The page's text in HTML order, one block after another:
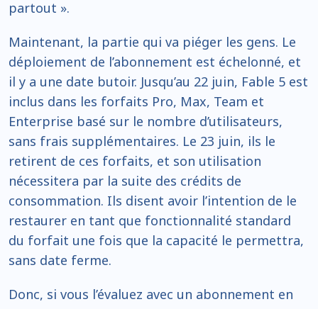
partout ».
Maintenant, la partie qui va piéger les gens. Le
déploiement de l’abonnement est échelonné, et
il y a une date butoir. Jusqu’au 22 juin, Fable 5 est
inclus dans les forfaits Pro, Max, Team et
Enterprise basé sur le nombre d’utilisateurs,
sans frais supplémentaires. Le 23 juin, ils le
retirent de ces forfaits, et son utilisation
nécessitera par la suite des crédits de
consommation. Ils disent avoir l’intention de le
restaurer en tant que fonctionnalité standard
du forfait une fois que la capacité le permettra,
sans date ferme.
Donc, si vous l’évaluez avec un abonnement en